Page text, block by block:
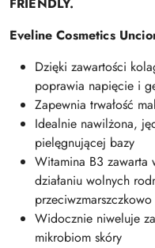
FRIENDLY.
Eveline Cosmetics
Dzięki zawartości
poprawia napięcie i
Zapewnia trwałość
Idealnie nawilżona,
pielęgnującej bazy
Witamina B3 zawarta
działaniu wolnych
przeciwzmarszczkowo
Widocznie niweluje
mikrobiom skóry